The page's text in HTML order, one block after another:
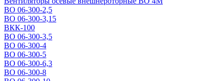
ВО 06-300-2,5
ВО 06-300-3,15
ВКК-100
ВО 06-300-3,5
ВО 06-300-4
ВО 06-300-5
ВО 06-300-6,3
ВО 06-300-8